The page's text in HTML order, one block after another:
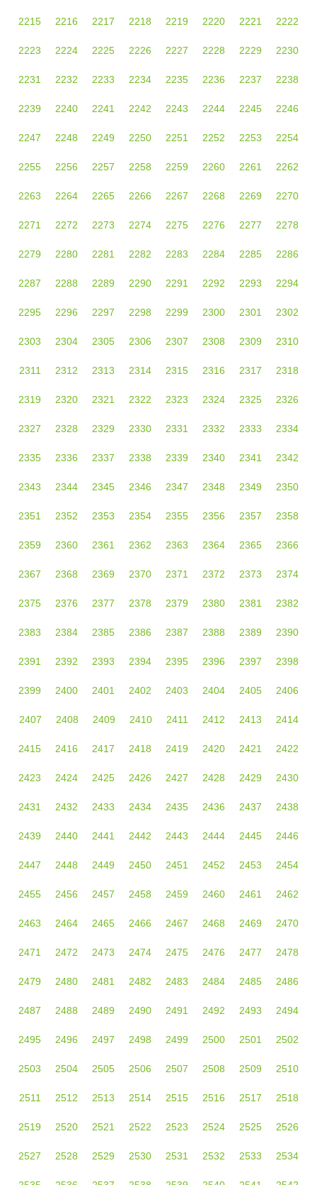
2215 2216 2217 2218 2219 2220 2221 2222
2223 2224 2225 2226 2227 2228 2229 2230
2231 2232 2233 2234 2235 2236 2237 2238
2239 2240 2241 2242 2243 2244 2245 2246
2247 2248 2249 2250 2251 2252 2253 2254
2255 2256 2257 2258 2259 2260 2261 2262
2263 2264 2265 2266 2267 2268 2269 2270
2271 2272 2273 2274 2275 2276 2277 2278
2279 2280 2281 2282 2283 2284 2285 2286
2287 2288 2289 2290 2291 2292 2293 2294
2295 2296 2297 2298 2299 2300 2301 2302
2303 2304 2305 2306 2307 2308 2309 2310
2311 2312 2313 2314 2315 2316 2317 2318
2319 2320 2321 2322 2323 2324 2325 2326
2327 2328 2329 2330 2331 2332 2333 2334
2335 2336 2337 2338 2339 2340 2341 2342
2343 2344 2345 2346 2347 2348 2349 2350
2351 2352 2353 2354 2355 2356 2357 2358
2359 2360 2361 2362 2363 2364 2365 2366
2367 2368 2369 2370 2371 2372 2373 2374
2375 2376 2377 2378 2379 2380 2381 2382
2383 2384 2385 2386 2387 2388 2389 2390
2391 2392 2393 2394 2395 2396 2397 2398
2399 2400 2401 2402 2403 2404 2405 2406
2407 2408 2409 2410 2411 2412 2413 2414
2415 2416 2417 2418 2419 2420 2421 2422
2423 2424 2425 2426 2427 2428 2429 2430
2431 2432 2433 2434 2435 2436 2437 2438
2439 2440 2441 2442 2443 2444 2445 2446
2447 2448 2449 2450 2451 2452 2453 2454
2455 2456 2457 2458 2459 2460 2461 2462
2463 2464 2465 2466 2467 2468 2469 2470
2471 2472 2473 2474 2475 2476 2477 2478
2479 2480 2481 2482 2483 2484 2485 2486
2487 2488 2489 2490 2491 2492 2493 2494
2495 2496 2497 2498 2499 2500 2501 2502
2503 2504 2505 2506 2507 2508 2509 2510
2511 2512 2513 2514 2515 2516 2517 2518
2519 2520 2521 2522 2523 2524 2525 2526
2527 2528 2529 2530 2531 2532 2533 2534